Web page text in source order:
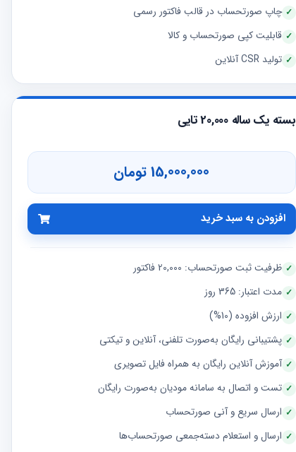
چاپ صورتحساب در قالب فاکتور رسمی
قابلیت کپی صورتحساب و کالا
تولید CSR آنلاین
بسته یک ساله 20,000 تایی
15,000,000 تومان
افزودن به سبد خرید
ظرفیت ثبت صورتحساب: 20,000 فاکتور
مدت اعتبار: 365 روز
ارزش افزوده (10%)
پشتیبانی رایگان به‌صورت تلفنی، آنلاین و تیکتی
آموزش آنلاین رایگان به همراه فایل تصویری
تست و اتصال به سامانه مودیان به‌صورت رایگان
ارسال سریع و آنی صورتحساب
ارسال و استعلام دسته‌جمعی صورتحساب‌ها